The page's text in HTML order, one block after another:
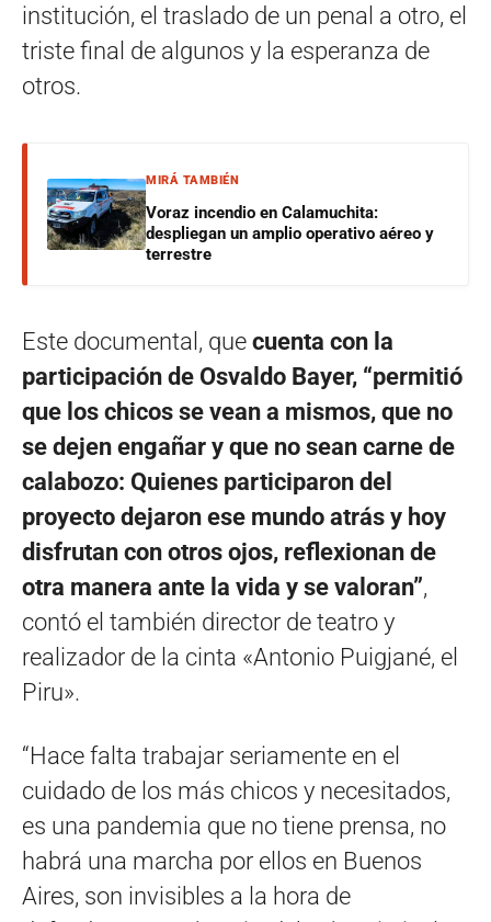
institución, el traslado de un penal a otro, el
triste final de algunos y la esperanza de
otros.
MIRÁ TAMBIÉN
Voraz incendio en Calamuchita:
despliegan un amplio operativo aéreo y
terrestre
Este documental, que cuenta con la
participación de Osvaldo Bayer, “permitió
que los chicos se vean a mismos, que no
se dejen engañar y que no sean carne de
calabozo: Quienes participaron del
proyecto dejaron ese mundo atrás y hoy
disfrutan con otros ojos, reflexionan de
otra manera ante la vida y se valoran”,
contó el también director de teatro y
realizador de la cinta «Antonio Puigjané, el
Piru».
“Hace falta trabajar seriamente en el
cuidado de los más chicos y necesitados,
es una pandemia que no tiene prensa, no
habrá una marcha por ellos en Buenos
Aires, son invisibles a la hora de